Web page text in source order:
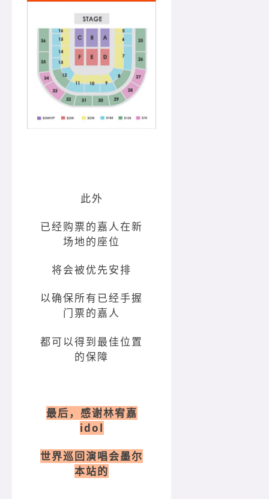
此外
已经购票的嘉人在新
场地的座位
将会被优先安排
以确保所有已经手握
门票的嘉人
都可以得到最佳位置
的保障
最后，感谢林宥嘉
idol
世界巡回演唱会墨尔
本站的